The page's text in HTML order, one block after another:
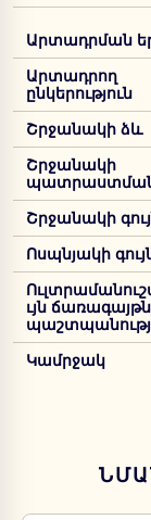
Արտադրման
Արտադրող
ընկերություն
Շրջանակի ձև
Շրջանակի
պատրաստման
Շրջանակի
Ոսպնյակի
ւյն
Կամրջակ